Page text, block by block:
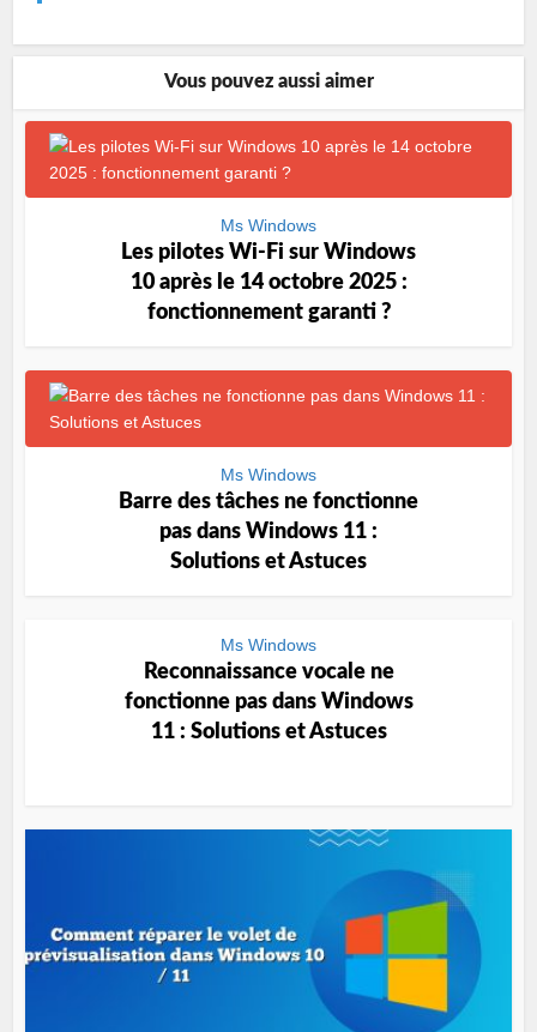
Vous pouvez aussi aimer
Ms Windows
Les pilotes Wi-Fi sur Windows
10 après le 14 octobre 2025 :
fonctionnement garanti ?
Ms Windows
Barre des tâches ne fonctionne
pas dans Windows 11 :
Solutions et Astuces
Ms Windows
Reconnaissance vocale ne
fonctionne pas dans Windows
11 : Solutions et Astuces